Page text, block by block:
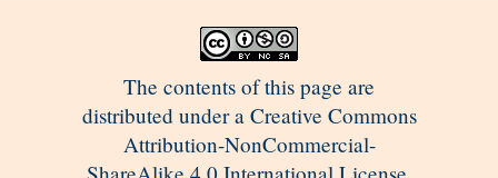
The contents of this page are
distributed under a Creative Commons
Attribution-NonCommercial-